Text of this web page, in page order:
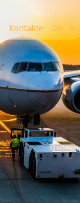
Kontakte DA